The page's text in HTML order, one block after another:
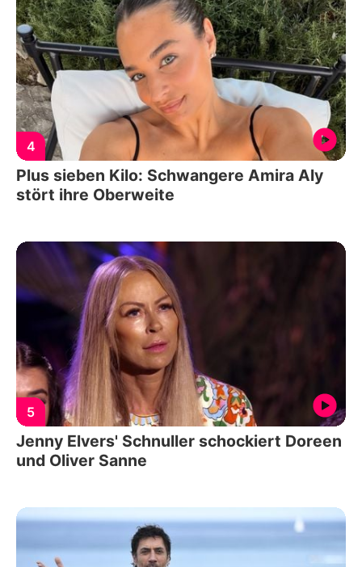
4
Plus sieben Kilo: Schwangere Amira Aly
stört ihre Oberweite
5
Jenny Elvers' Schnuller schockiert Doreen
und Oliver Sanne